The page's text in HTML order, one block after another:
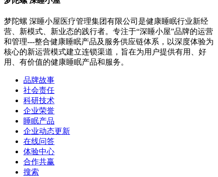
梦陀螺 深睡小屋医疗管理集团有限公司是健康睡眠行业新经
营、新模式、新业态的践行者。专注于“深睡小屋”品牌的运营
和管理---整合健康睡眠产品及服务供应链体系，以深度体验为
核心的新运营模式建立连锁渠道，旨在为用户提供有用、好
用、有价值的健康睡眠产品和服务。
品牌故事
社会责任
科研技术
企业荣誉
睡眠产品
企业动态更新
在线问答
体验中心
合作共赢
搜索